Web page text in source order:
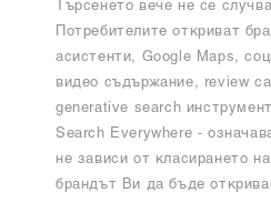
Търсенето вече не се
Потребителите откриват
асистенти, Google Maps,
видео съдържание, review
generative search
Search Everywhere -
не зависи от класирането
брандът Ви да бъде